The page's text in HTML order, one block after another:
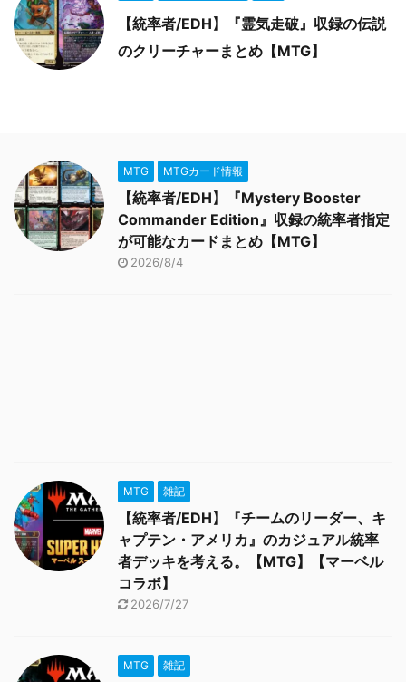
【統率者/EDH】『霊気走破』収録の伝説
のクリーチャーまとめ【MTG】
MTG MTGカード情報
【統率者/EDH】『Mystery Booster
Commander Edition』収録の統率者指定
が可能なカードまとめ【MTG】
2026/8/4
MTG 雑記
【統率者/EDH】『チームのリーダー、キ
ャプテン・アメリカ』のカジュアル統率
者デッキを考える。【MTG】【マーベル
コラボ】
2026/7/27
MTG 雑記